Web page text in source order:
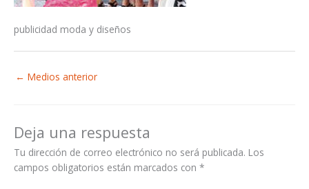
publicidad moda y diseños
← Medios anterior
Deja una respuesta
Tu dirección de correo electrónico no será publicada. Los
campos obligatorios están marcados con *